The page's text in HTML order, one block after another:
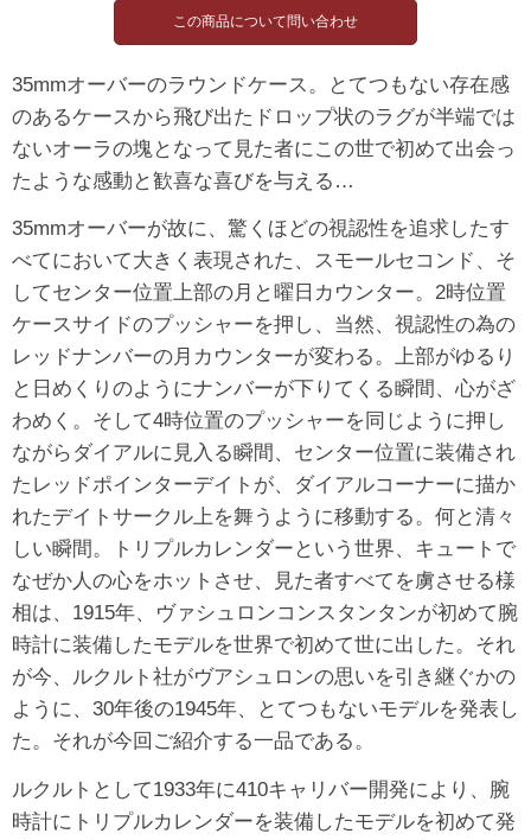
35mmオーバーのラウンドケース。とてつもない存在感
のあるケースから飛び出たドロップ状のラグが半端では
ないオーラの塊となって見た者にこの世で初めて出会っ
たような感動と歓喜な喜びを与える…
35mmオーバーが故に、驚くほどの視認性を追求したす
べてにおいて大きく表現された、スモールセコンド、そ
してセンター位置上部の月と曜日カウンター。2時位置
ケースサイドのプッシャーを押し、当然、視認性の為の
レッドナンバーの月カウンターが変わる。上部がゆるり
と日めくりのようにナンバーが下りてくる瞬間、心がざ
わめく。そして4時位置のプッシャーを同じように押し
ながらダイアルに見入る瞬間、センター位置に装備され
たレッドポインターデイトが、ダイアルコーナーに描か
れたデイトサークル上を舞うように移動する。何と清々
しい瞬間。トリプルカレンダーという世界、キュートで
なぜか人の心をホットさせ、見た者すべてを虜させる様
相は、1915年、ヴァシュロンコンスタンタンが初めて腕
時計に装備したモデルを世界で初めて世に出した。それ
が今、ルクルト社がヴアシュロンの思いを引き継ぐかの
ように、30年後の1945年、とてつもないモデルを発表し
た。それが今回ご紹介する一品である。
ルクルトとして1933年に410キャリバー開発により、腕
時計にトリプルカレンダーを装備したモデルを初めて発